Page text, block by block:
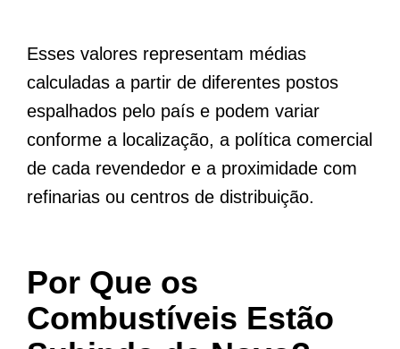
Esses valores representam médias
calculadas a partir de diferentes postos
espalhados pelo país e podem variar
conforme a localização, a política comercial
de cada revendedor e a proximidade com
refinarias ou centros de distribuição.
Por Que os
Combustíveis Estão